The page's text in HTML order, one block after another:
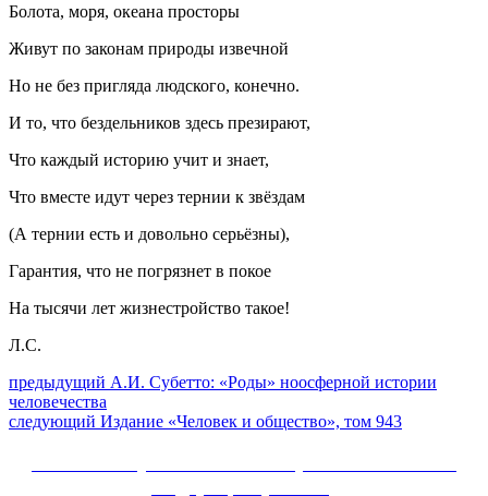
Болота, моря, океана просторы
Живут по законам природы извечной
Но не без пригляда людского, конечно.
И то, что бездельников здесь презирают,
Что каждый историю учит и знает,
Что вместе идут через тернии к звёздам
(А тернии есть и довольно серьёзны),
Гарантия, что не погрязнет в покое
На тысячи лет жизнестройство такое!
Л.С.
Навигация
по
предыдущий Предыдущий
А.И. Субетто: «Роды» ноосферной истории
человечества
следующий Следующее
Издание «Человек и общество», том 943